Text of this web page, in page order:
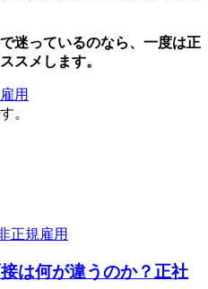
迷っているのなら、一度は正
スメします。
用
。
正規雇用
は何が違うのか？正社